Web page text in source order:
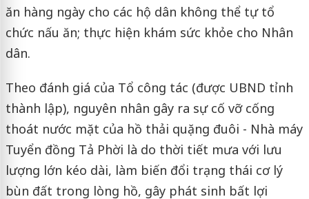
ăn hàng ngày cho các hộ dân không thể tự tổ
chức nấu ăn; thực hiện khám sức khỏe cho Nhân
dân.
Theo đánh giá của Tổ công tác (được UBND tỉnh
thành lập), nguyên nhân gây ra sự cố vỡ cống
thoát nước mặt của hồ thải quặng đuôi - Nhà máy
Tuyển đồng Tả Phời là do thời tiết mưa với lưu
lượng lớn kéo dài, làm biến đổi trạng thái cơ lý
bùn đất trong lòng hồ, gây phát sinh bất lợi